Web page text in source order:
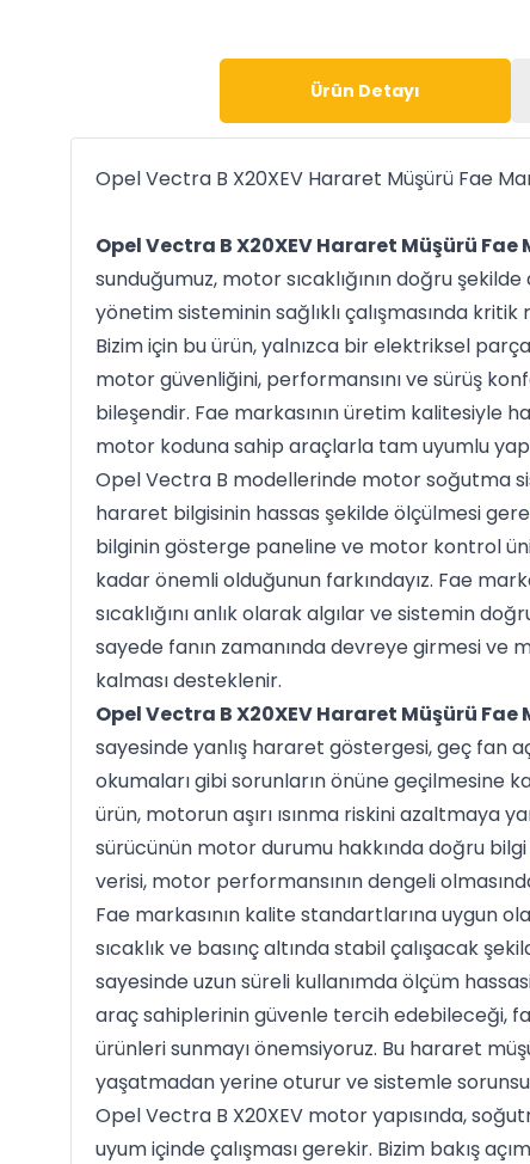
Ürün Detayı
Opel Vectra B X20XEV Hararet Müşürü Fae
Opel Vectra B X20XEV Hararet Müşürü Fae
sunduğumuz, motor sıcaklığının doğru
yönetim sisteminin sağlıklı çalışmasında
Bizim için bu ürün, yalnızca bir elektriksel
motor güvenliğini, performansını ve sürüş
bileşendir. Fae markasının üretim kalitesiyle
motor koduna sahip araçlarla tam uyumlu
Opel Vectra B modellerinde motor soğutma
hararet bilgisinin hassas şekilde ölçülmesi
bilginin gösterge paneline ve motor kontrol
kadar önemli olduğunun farkındayız. Fae
sıcaklığını anlık olarak algılar ve sistemin
sayede fanın zamanında devreye girmesi ve
kalması desteklenir.
Opel Vectra B X20XEV Hararet Müşürü Fae
sayesinde yanlış hararet göstergesi, geç fan
okumaları gibi sorunların önüne geçilmesine
ürün, motorun aşırı ısınma riskini azaltmaya
sürücünün motor durumu hakkında doğru bilgi
verisi, motor performansının dengeli
Fae markasının kalite standartlarına uygun
sıcaklık ve basınç altında stabil çalışacak
sayesinde uzun süreli kullanımda ölçüm
araç sahiplerinin güvenle tercih edebileceği,
ürünleri sunmayı önemsiyoruz. Bu hararet
yaşatmadan yerine oturur ve sistemle
Opel Vectra B X20XEV motor yapısında,
uyum içinde çalışması gerekir. Bizim bakış